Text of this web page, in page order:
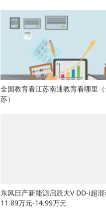
全国教育看江苏南通教育看哪里
苏）
东风日产新能源启辰大V DD-i超混
11.89万元-14.99万元